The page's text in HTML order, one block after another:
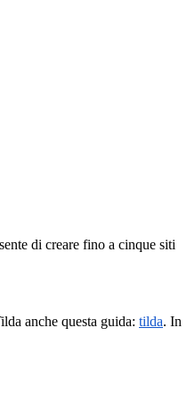
di creare fino a cinque siti
anche questa guida: tilda. In